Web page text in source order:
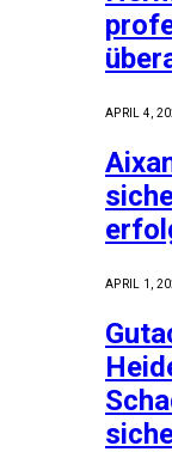
APRIL 4,
APRIL 1,